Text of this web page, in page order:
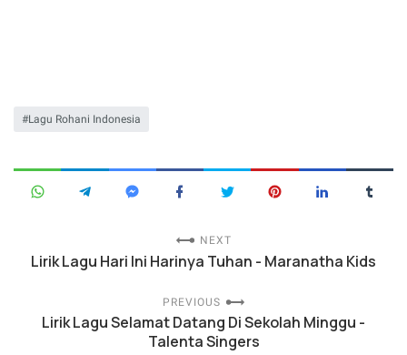
Lagu Rohani Indonesia
NEXT
Lirik Lagu Hari Ini Harinya Tuhan - Maranatha Kids
PREVIOUS
Lirik Lagu Selamat Datang Di Sekolah Minggu -
Talenta Singers